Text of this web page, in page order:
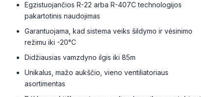
Egzistuojančios R-22 arba R-407C technologijos
pakartotinis naudojimas
Garantuojama, kad sistema veiks šildymo ir vėsinimo
režimu iki -20°C
Didžiausias vamzdyno ilgis iki 85m
Unikalus, mažo aukščio, vieno ventiliatoriaus
asortimentas